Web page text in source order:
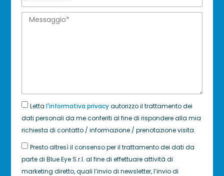
Letta l'informativa privacyautorizzo il trattamento dei
dati personali da me conferiti al fine di rispondere alla mia
richiesta di contatto / informazione / prenotazione visita.
Presto altresì il consenso per il trattamento dei dati da
parte di Blue Eye S.r.l. al fine di effettuare attività di
marketing diretto, quali l’invio di newsletter, l’invio di